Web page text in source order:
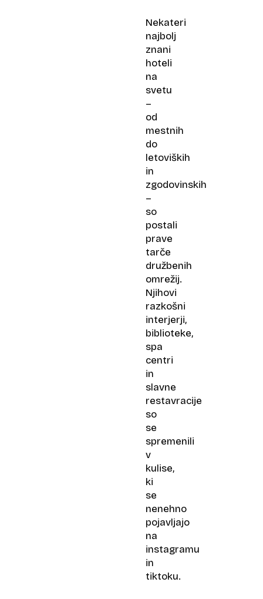
Nekateri
najbolj
znani
hoteli
na
svetu
–
od
mestnih
do
letoviških
in
zgodovinskih
–
so
postali
prave
tarče
družbenih
omrežij.
Njihovi
razkošni
interjerji,
biblioteke,
spa
centri
in
slavne
restavracije
so
se
spremenili
v
kulise,
ki
se
nenehno
pojavljajo
na
instagramu
in
tiktoku.